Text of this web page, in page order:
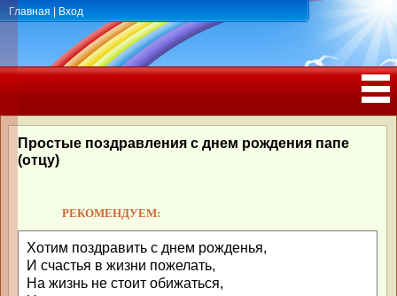
Главная Вход
РОЖДЕНИЯ, ЮБИЛЕЕМ
Простые поздравления с днем рождения папе
(отцу)
РЕКОМЕНДУЕМ:
Хотим поздравить с днем рожденья,
И счастья в жизни пожелать,
На жизнь не стоит обижаться,